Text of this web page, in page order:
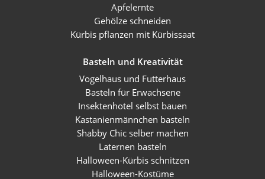
Apfelernte
Gehölze schneiden
Kürbis pflanzen mit Kürbissaat
Basteln und Kreativität
Vogelhaus und Futterhaus
Basteln für Erwachsene
Insektenhotel selbst bauen
Kastanienmännchen basteln
Shabby Chic selber machen
Laternen basteln
Halloween-Kürbis schnitzen
Halloween-Kostüme